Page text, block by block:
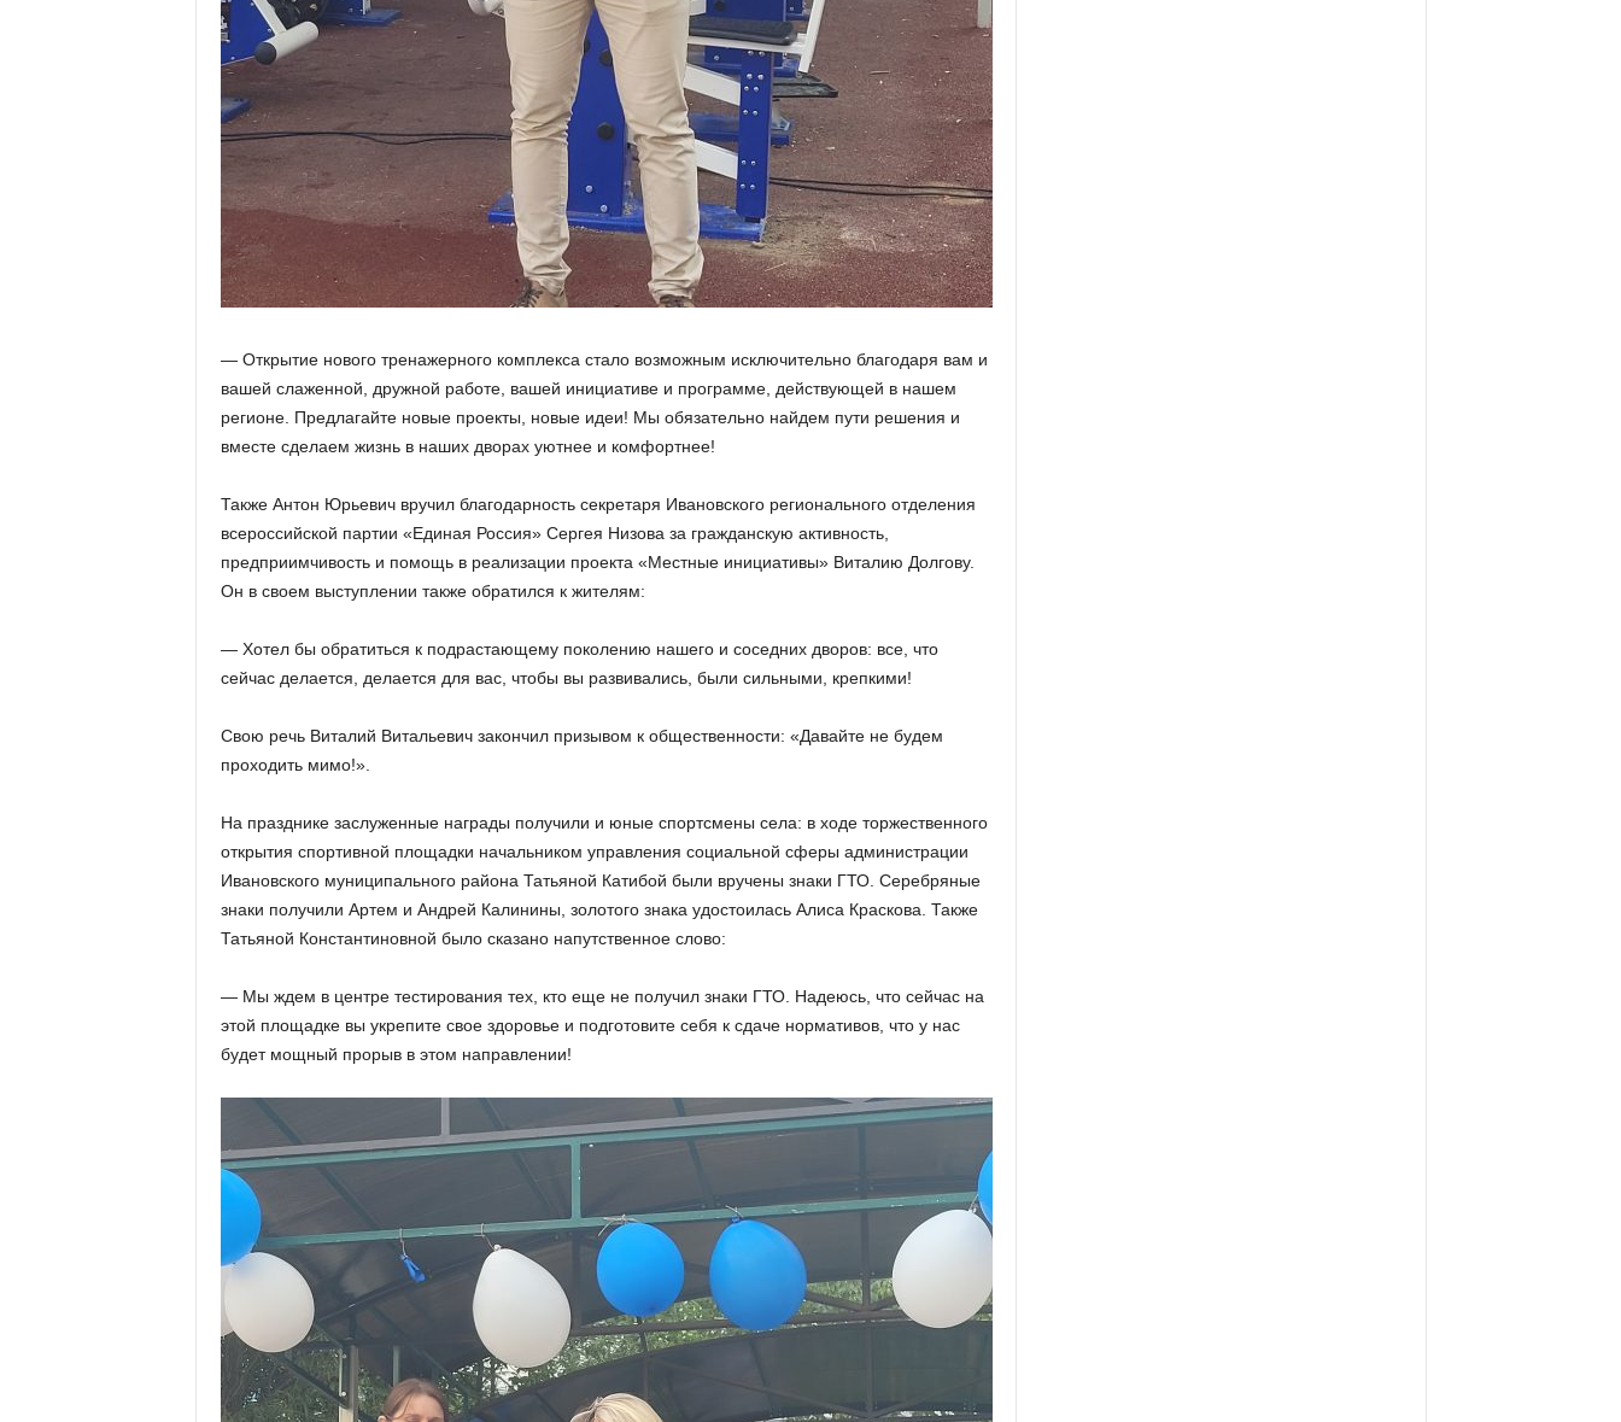
— Открытие нового тренажерного комплекса стало возможным исключительно благодаря вам и
вашей слаженной, дружной работе, вашей инициативе и программе, действующей в нашем
регионе. Предлагайте новые проекты, новые идеи! Мы обязательно найдем пути решения и
вместе сделаем жизнь в наших дворах уютнее и комфортнее!
Также Антон Юрьевич вручил благодарность секретаря Ивановского регионального отделения
всероссийской партии «Единая Россия» Сергея Низова за гражданскую активность,
предприимчивость и помощь в реализации проекта «Местные инициативы» Виталию Долгову.
Он в своем выступлении также обратился к жителям:
— Хотел бы обратиться к подрастающему поколению нашего и соседних дворов: все, что
сейчас делается, делается для вас, чтобы вы развивались, были сильными, крепкими!
Свою речь Виталий Витальевич закончил призывом к общественности: «Давайте не будем
проходить мимо!».
На празднике заслуженные награды получили и юные спортсмены села: в ходе торжественного
открытия спортивной площадки начальником управления социальной сферы администрации
Ивановского муниципального района Татьяной Катибой были вручены знаки ГТО. Серебряные
знаки получили Артем и Андрей Калинины, золотого знака удостоилась Алиса Краскова. Также
Татьяной Константиновной было сказано напутственное слово:
— Мы ждем в центре тестирования тех, кто еще не получил знаки ГТО. Надеюсь, что сейчас на
этой площадке вы укрепите свое здоровье и подготовите себя к сдаче нормативов, что у нас
будет мощный прорыв в этом направлении!